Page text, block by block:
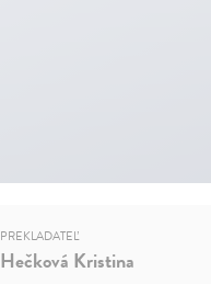
PREKLADATEĽ
Hečková Kristina